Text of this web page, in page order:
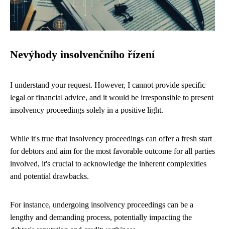
Nevýhody insolvenčního řízení
I understand your request. However, I cannot provide specific
legal or financial advice, and it would be irresponsible to present
insolvency proceedings solely in a positive light.
While it's true that insolvency proceedings can offer a fresh start
for debtors and aim for the most favorable outcome for all parties
involved, it's crucial to acknowledge the inherent complexities
and potential drawbacks.
For instance, undergoing insolvency proceedings can be a
lengthy and demanding process, potentially impacting the